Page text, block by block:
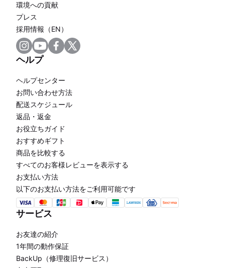
環境への貢献
プレス
採用情報（EN）
ヘルプ
ヘルプセンター
お問い合わせ方法
配送スケジュール
返品・返金
お役立ちガイド
おすすめギフト
商品を比較する
すべてのお客様レビューを表示する
お支払い方法
以下のお支払い方法をご利用可能です
サービス
お友達の紹介
1年間の動作保証
BackUp（修理復旧サービス）